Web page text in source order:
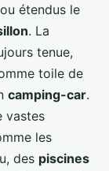
ou étendus le
. La
tenue,
toile de
camping-car.
vastes
les
des piscines